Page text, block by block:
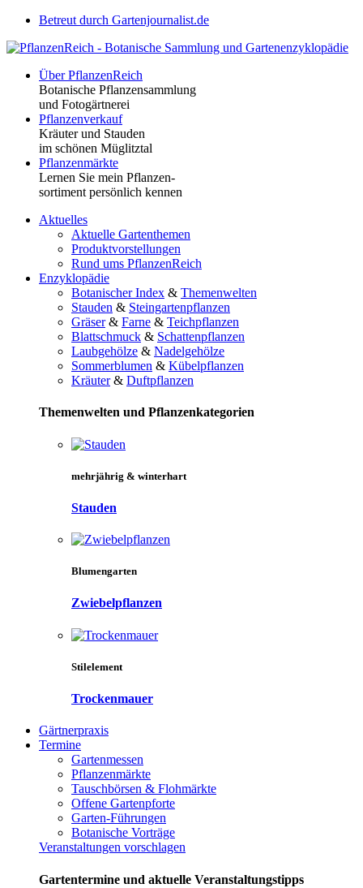
Betreut durch Gartenjournalist.de
Über PflanzenReich
Botanische Pflanzensammlung
und Fotogärtnerei
Pflanzenverkauf
Kräuter und Stauden
im schönen Müglitztal
Pflanzenmärkte
Lernen Sie mein Pflanzen-
sortiment persönlich kennen
Aktuelles
Aktuelle Gartenthemen
Produktvorstellungen
Rund ums PflanzenReich
Enzyklopädie
Botanischer Index & Themenwelten
Stauden & Steingartenpflanzen
Gräser& Farne & Teichpflanzen
Blattschmuck & Schattenpflanzen
Laubgehölze & Nadelgehölze
Sommerblumen & Kübelpflanzen
Kräuter& Duftpflanzen
Themenwelten und Pflanzenkategorien
mehrjährig & winterhart
Stauden
Blumengarten
Zwiebelpflanzen
Stilelement
Trockenmauer
Gärtnerpraxis
Termine
Gartenmessen
Pflanzenmärkte
Tauschbörsen & Flohmärkte
Offene Gartenpforte
Garten-Führungen
Botanische Vorträge
Veranstaltungen vorschlagen
Gartentermine und aktuelle Veranstaltungstipps